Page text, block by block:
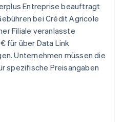
Entreprise beauftragt
bei Crédit Agricole
Filiale veranlasste
für über Data Link
Unternehmen müssen die
spezifische Preisangaben